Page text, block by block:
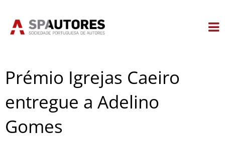
Prémio Igrejas Caeiro
entregue a Adelino
Gomes